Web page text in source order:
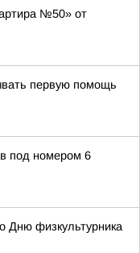
№50» от
первую помощь
под номером 6
Дню физкультурника